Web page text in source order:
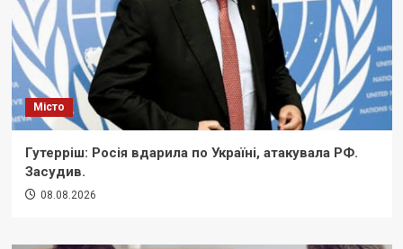
Місто
Гутерріш: Росія вдарила по Україні, атакувала РФ.
Засудив.
08.08.2026